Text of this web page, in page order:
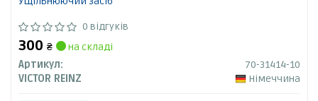
0 відгуків
300 ₴
на складі
Артикул:
70-31414-10
VICTOR REINZ
Німеччина